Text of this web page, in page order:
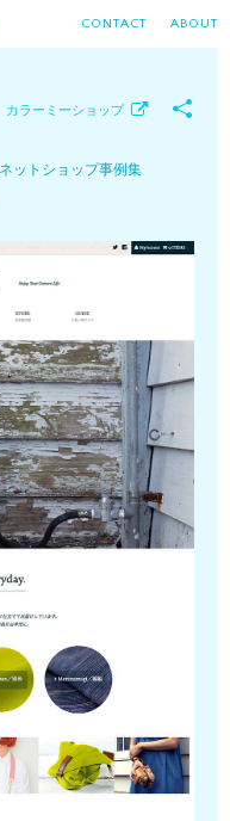
CONTACT ABOUT
ットショップ事例集
カラーミーショップ